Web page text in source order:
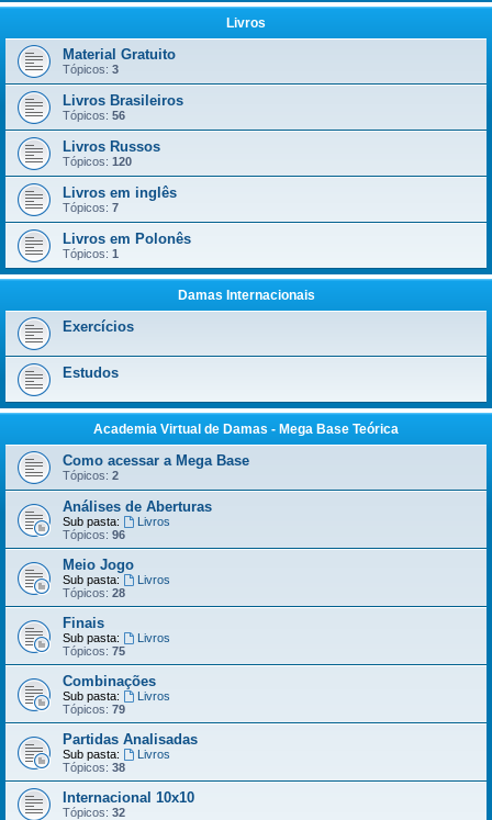
Livros
Material Gratuito
Tópicos: 3
Livros Brasileiros
Tópicos: 56
Livros Russos
Tópicos: 120
Livros em inglês
Tópicos: 7
Livros em Polonês
Tópicos: 1
Damas Internacionais
Exercícios
Estudos
Academia Virtual de Damas - Mega Base Teórica
Como acessar a Mega Base
Tópicos: 2
Análises de Aberturas
Sub pasta:
Livros
Tópicos: 96
Meio Jogo
Sub pasta:
Livros
Tópicos: 28
Finais
Sub pasta:
Livros
Tópicos: 75
Combinações
Sub pasta:
Livros
Tópicos: 79
Partidas Analisadas
Sub pasta:
Livros
Tópicos: 38
Internacional 10x10
Tópicos: 32